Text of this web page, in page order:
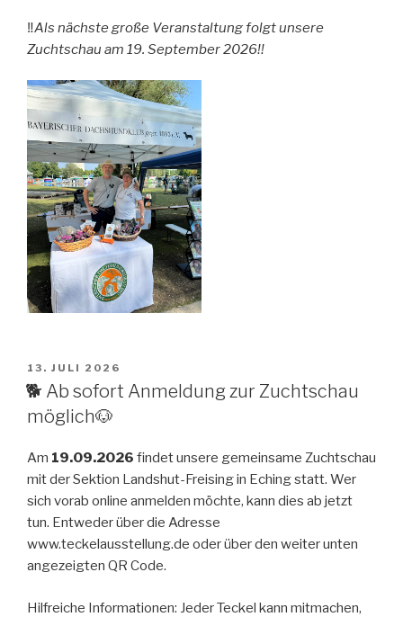
‼️Als nächste große Veranstaltung folgt unsere
Zuchtschau am 19. September 2026!!
VERÖFFENTLICHT
AM
13. JULI 2026
🐕 Ab sofort Anmeldung zur Zuchtschau
möglich🐶
Am 19.09.2026 findet unsere gemeinsame Zuchtschau
mit der Sektion Landshut-Freising in Eching statt. Wer
sich vorab online anmelden möchte, kann dies ab jetzt
tun. Entweder über die Adresse
www.teckelausstellung.de oder über den weiter unten
angezeigten QR Code.
Hilfreiche Informationen: Jeder Teckel kann mitmachen,